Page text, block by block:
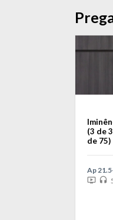
(3 de
de 75)
Ap
ondemand_video headset